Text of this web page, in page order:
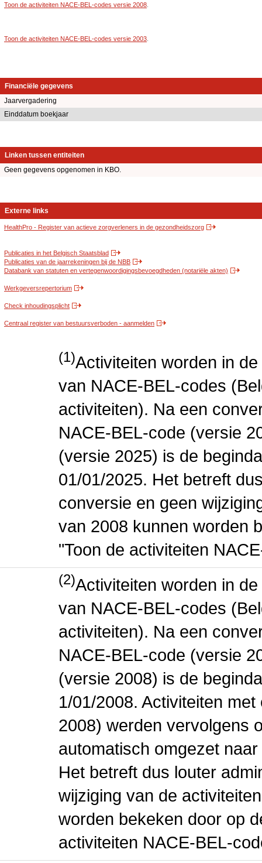
Toon de activiteiten NACE-BEL-codes versie 2008
Toon de activiteiten NACE-BEL-codes versie 2003
Financiële gegevens
Jaarvergadering
Einddatum boekjaar
Linken tussen entiteiten
Geen gegevens opgenomen in KBO.
Externe links
HealthPro - Register van actieve zorgverleners in de gezondheidszorg
Publicaties in het Belgisch Staatsblad
Publicaties van de jaarrekeningen bij de NBB
Databank van statuten en vertegenwoordigingsbevoegdheden (notariële akten)
Werkgeversrepertorium
Check inhoudingsplicht
Centraal register van bestuursverboden - aanmelden
(1)Activiteiten worden in
van NACE-BEL-codes
activiteiten). Na een
NACE-BEL-code (versie
(versie 2025) is de
01/01/2025. Het betreft
conversie en geen
van 2008 kunnen worden
"Toon de activiteiten
(2)Activiteiten worden in
van NACE-BEL-codes
activiteiten). Na een
NACE-BEL-code (versie
(versie 2008) is de
1/01/2008. Activiteiten
2008) werden vervolgens
automatisch omgezet
Het betreft dus louter
wijziging van de
worden bekeken door op
activiteiten NACE-BEL-